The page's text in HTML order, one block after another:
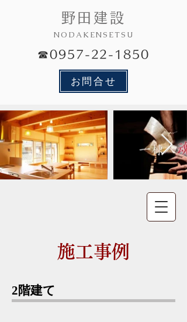
野田建設
NODAKENSETSU
☎0957-22-1850
お問合せ
施工事例
2階建て